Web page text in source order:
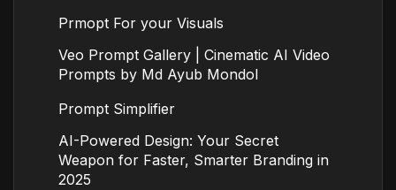
Prmopt For your Visuals
Veo Prompt Gallery | Cinematic AI Video
Prompts by Md Ayub Mondol
Prompt Simplifier
AI-Powered Design: Your Secret
Weapon for Faster, Smarter Branding in
2025